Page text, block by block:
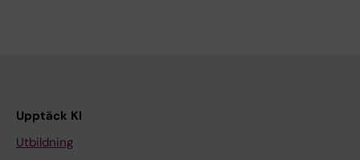
Upptäck KI
Utbildning